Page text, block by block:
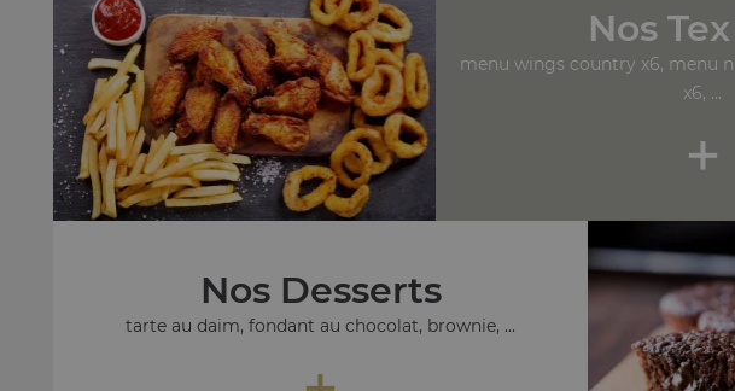
Nos
menu wings country x6, menu
x6, ...
+
Nos Desserts
tarte au daim, fondant au chocolat, brownie, ...